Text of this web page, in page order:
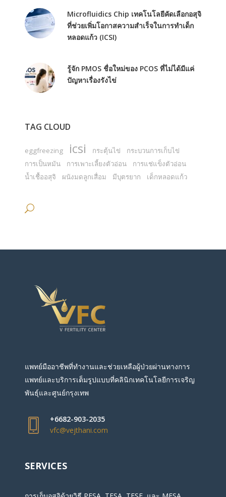
Microfluidics Chip เทคโนโลยีคัดเลือกอสุจิ
ที่ช่วยเพิ่มโอกาสความสำเร็จในการทำเด็ก
หลอดแก้ว (ICSI)
รู้จัก PMOS ชื่อใหม่ของ PCOS ที่ไม่ได้มีแค่
ปัญหาเรื่องรังไข่
TAG CLOUD
eggfreezing icsi กระตุ้นไข่
กระบวนการเก็บไข่
การเป็นหมัน
การเพาะเลี้ยงตัวอ่อน
การแช่แข็งตัวอ่อน
น้ำเชื้ออสุจิ
ผนังมดลูกเสื่อม มีบุตรยาก เด็กหลอดแก้ว
แพทย์มืออาชีพที่ทำงานและช่วยเหลือผู้ป่วยผ่านทางการ
แพทย์และบริการเต็มรูปแบบที่คลินิกเทคโนโลยีการเจริญ
พันธุ์และศูนย์กรุงเทพ
+6682-903-2035
vfc@vejthani.com
SERVICES